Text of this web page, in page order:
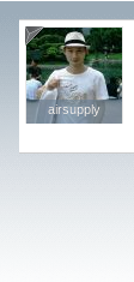
airsupply
airsupply